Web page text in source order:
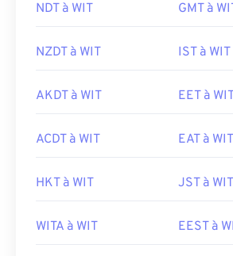
NDT à WIT GMT à
NZDT à WIT IST à WIT
AKDT à WIT EET à
ACDT à WIT EAT à WIT
HKT à WIT JST à WIT
WITA à WIT EEST à